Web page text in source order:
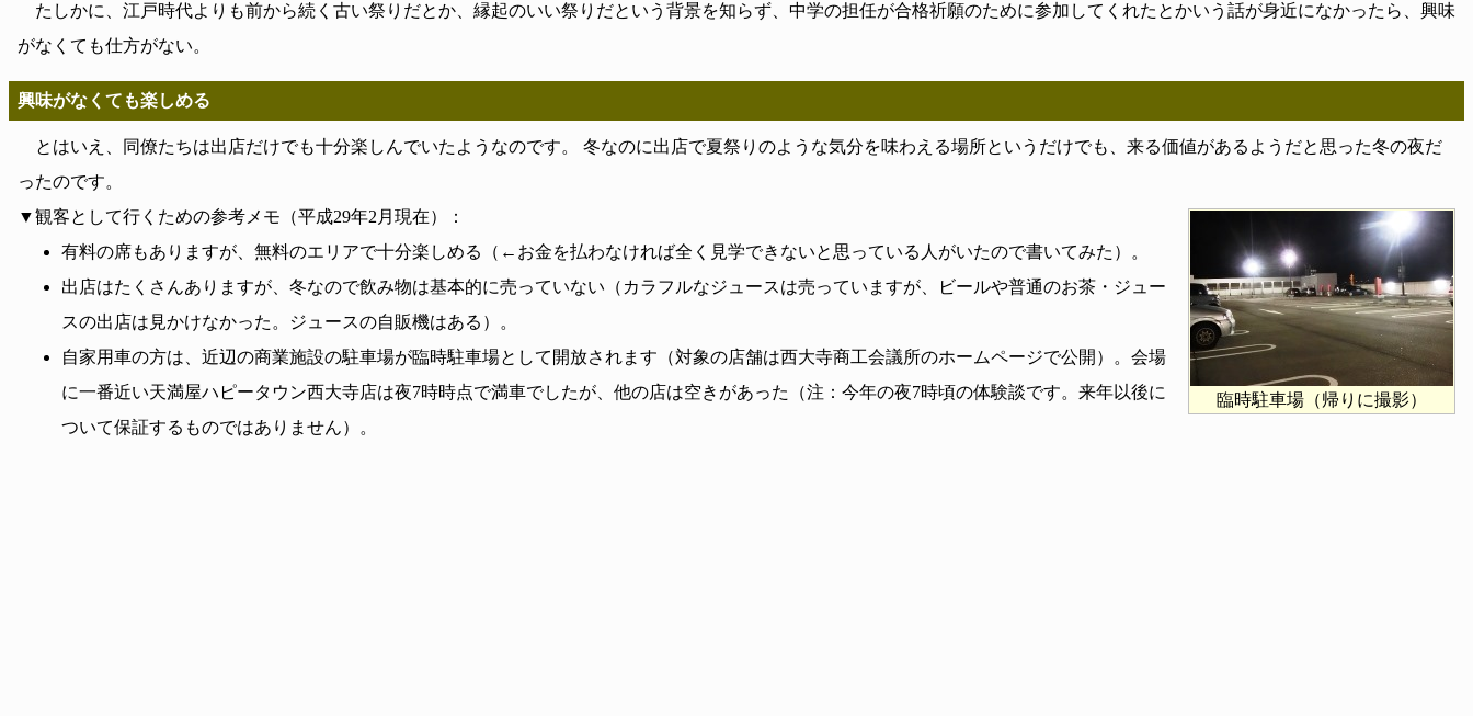
たしかに、江戸時代よりも前から続く古い祭りだとか、縁起のいい祭りだという背景を知らず、中学の担任が合格祈願のために参加してくれたとかいう話が身近になかったら、興味
がなくても仕方がない。
興味がなくても楽しめる
とはいえ、同僚たちは出店だけでも十分楽しんでいたようなのです。 冬なのに出店で夏祭りのような気分を味わえる場所というだけでも、来る価値があるようだと思った冬の夜だ
ったのです。
臨時駐車場（帰りに撮影）
▼観客として行くための参考メモ（平成29年2月現在）：
有料の席もありますが、無料のエリアで十分楽しめる（←お金を払わなければ全く見学できないと思っている人がいたので書いてみた）。
出店はたくさんありますが、冬なので飲み物は基本的に売っていない（カラフルなジュースは売っていますが、ビールや普通のお茶・ジュー
スの出店は見かけなかった。ジュースの自販機はある）。
自家用車の方は、近辺の商業施設の駐車場が臨時駐車場として開放されます（対象の店舗は西大寺商工会議所のホームページで公開）。会場
に一番近い天満屋ハピータウン西大寺店は夜7時時点で満車でしたが、他の店は空きがあった（注：今年の夜7時頃の体験談です。来年以後に
ついて保証するものではありません）。